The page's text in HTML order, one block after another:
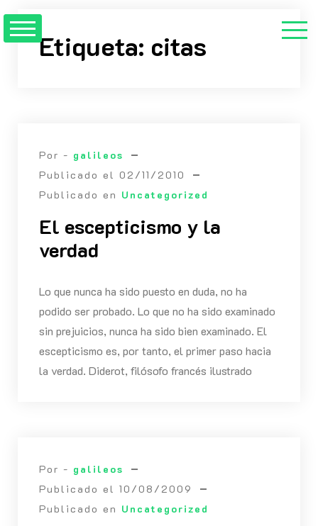
contenidoEtiqueta: citas
Por - galileos
Publicado el 02/11/2010
Publicado en Uncategorized
El escepticismo y la
verdad
Lo que nunca ha sido puesto en duda, no ha
podido ser probado. Lo que no ha sido examinado
sin prejuicios, nunca ha sido bien examinado. El
escepticismo es, por tanto, el primer paso hacia
la verdad. Diderot, filósofo francés ilustrado
Por - galileos
Publicado el 10/08/2009
Publicado en Uncategorized